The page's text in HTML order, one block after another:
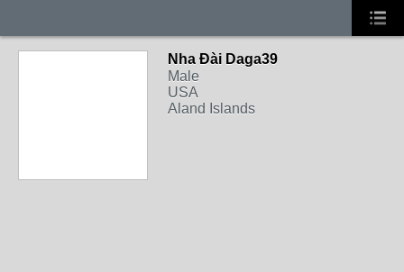
Nha Đài Daga39
Male
USA
Aland Islands